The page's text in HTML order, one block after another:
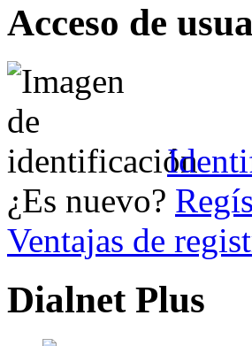
Acceso de
¿Es nuevo?
Ventajas de
Dialnet Plus